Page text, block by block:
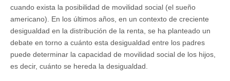
cuando exista la posibilidad de movilidad social (el sueño
americano). En los últimos años, en un contexto de creciente
desigualdad en la distribución de la renta, se ha planteado un
debate en torno a cuánto esta desigualdad entre los padres
puede determinar la capacidad de movilidad social de los hijos,
es decir, cuánto se hereda la desigualdad.